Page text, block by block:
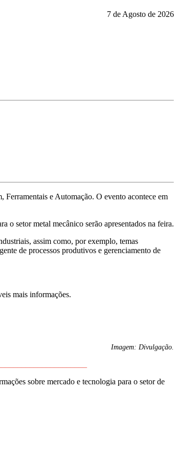
7 de Agosto de 2026
e Automação. O evento acontece em
o setor metal mecânico serão apresentados na feira.
assim como, por exemplo, temas
de processos produtivos e gerenciamento de
mais informações.
Imagem: Divulgação.
sobre mercado e tecnologia para o setor de